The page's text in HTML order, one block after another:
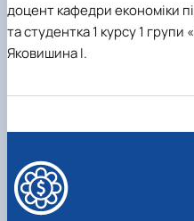
доцент кафедри економіки
та студентка 1 курсу 1 групи
Яковишина І.